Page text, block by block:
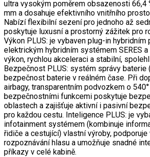
ultra vysokým poměrem obsazenosti 66,4
mm a dosahuje efektivního vnitřního
Nabízí flexibilní sezení pro jednoho až
poskytuje luxusní a prostorný zážitek pro
Výkon PLUS: je vybaven plug-in hybridním
elektrickým hybridním systémem SERES
výkon, rychlou akceleraci a stabilní,
Bezpečnost PLUS: systém správy baterie
bezpečnost baterie v reálném čase. Při
airbagy, transparentním podvozkem o
bezpečnostními funkcemi poskytuje
oblastech a zajišťuje aktivní i pasivní
pro každou cestu. Inteligence PLUS: je
infotainment systémem (kombinuje
řidiče a cestující) vlastní výroby,
rozpoznávání hlasu a umožňuje snadné
příkazy v celé kabině.